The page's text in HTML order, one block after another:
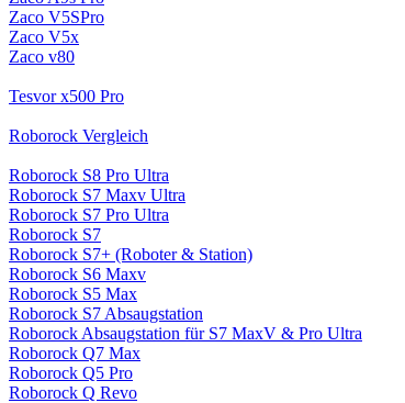
Zaco V5SPro
Zaco V5x
Zaco v80
Tesvor x500 Pro
Roborock Vergleich
Roborock S8 Pro Ultra
Roborock S7 Maxv Ultra
Roborock S7 Pro Ultra
Roborock S7
Roborock S7+ (Roboter & Station)
Roborock S6 Maxv
Roborock S5 Max
Roborock S7 Absaugstation
Roborock Absaugstation für S7 MaxV & Pro Ultra
Roborock Q7 Max
Roborock Q5 Pro
Roborock Q Revo